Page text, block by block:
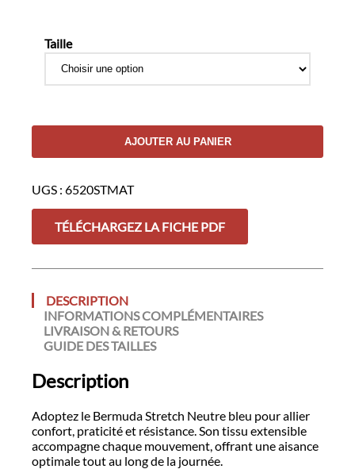
Taille
de
Bermuda
AJOUTER AU PANIER
UGS : 6520STMAT
TÉLÉCHARGEZ LA FICHE PDF
DESCRIPTION
INFORMATIONS COMPLÉMENTAIRES
LIVRAISON & RETOURS
GUIDE DES TAILLES
Description
Adoptez le Bermuda Stretch Neutre bleu pour allier
confort, praticité et résistance. Son tissu extensible
accompagne chaque mouvement, offrant une aisance
optimale tout au long de la journée.